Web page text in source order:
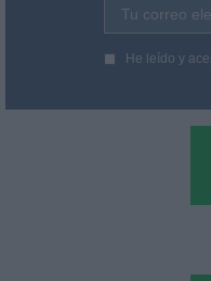
Tu correo
He leído y